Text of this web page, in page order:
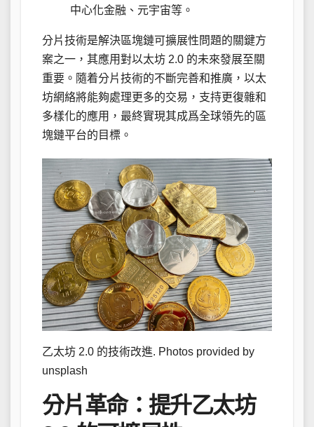
中心化金融、元宇宙等。
分片技術是解決區塊鏈可擴展性問題的關鍵方
案之一，其應用對以太坊 2.0 的未來發展至關
重要。隨着分片技術的不斷完善和推廣，以太
坊網絡將能夠處理更多的交易，支持更復雜和
多樣化的應用，最終實現其成爲全球領先的區
塊鏈平台的目標。
乙太坊 2.0 的技術改進. Photos provided by
unsplash
分片革命：提升乙太坊